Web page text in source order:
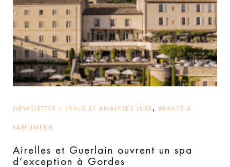
NEWSLETTER – VEILLE ET ANALYSES LUXE , BEAUTÉ &
PARFUMERIE
Airelles et Guerlain ouvrent un spa
d’exception à Gordes